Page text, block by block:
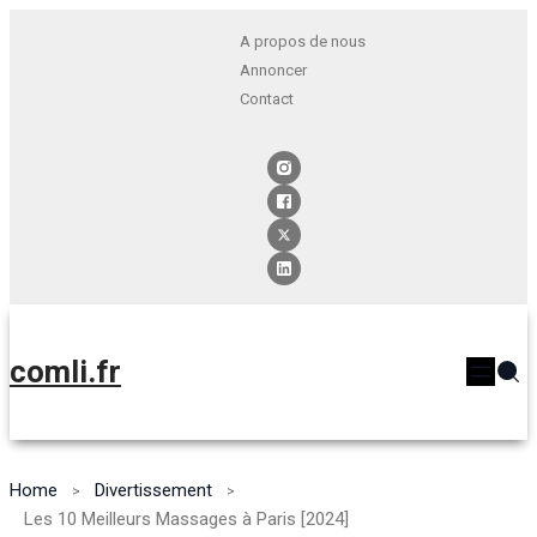
A propos de nous
Annoncer
Contact
comli.fr
Home
Divertissement
Les 10 Meilleurs Massages à Paris [2024]